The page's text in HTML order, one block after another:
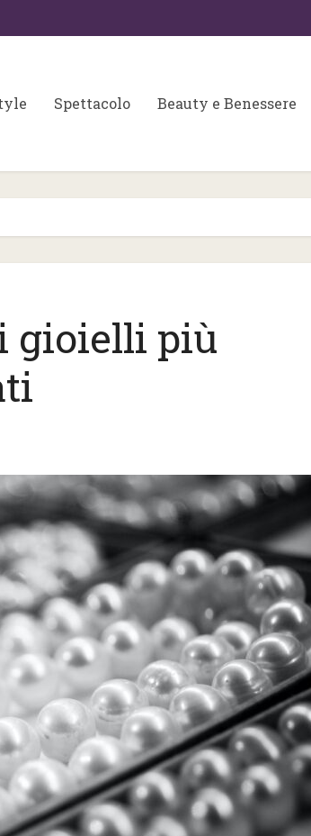
Spettacolo Beauty e Benessere
gioielli più
per
Colori matrimonio 2026: